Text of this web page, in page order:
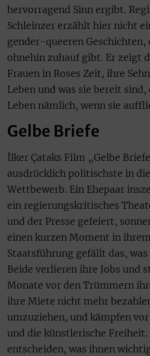
hervorragend Sinn ergibt.
Schleinzer erzählt hier nicht
gender-queeren Geschichten,
ohnehin zuhauf gibt. Er zeigt
Frauen in Roses Zeit, ihre
Leben und was sie bereit
Leben nämlich, wenn sie
Gelbe Briefe
İlker Çataks Film „Gelbe
ausdrücklich politischste in
Wettbewerb. Ein Ehepaar
ein regierungskritisches
und der Presse gefeiert,
einen kurzen Moment in
Staatsführung gefällt das,
Beide verlieren ihre Jobs und
Monate vor den Trümmern
ihre Miete nicht mehr
umzuziehen, und kämpfen
und die künstlerische Freiheit.
entscheiden, was ihnen